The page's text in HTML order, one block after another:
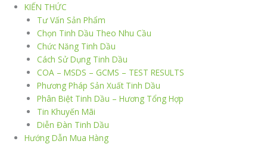
KIẾN THỨC
Tư Vấn Sản Phẩm
Chọn Tinh Dầu Theo Nhu Cầu
Chức Năng Tinh Dầu
Cách Sử Dụng Tinh Dầu
COA – MSDS – GCMS – TEST RESULTS
Phương Pháp Sản Xuất Tinh Dầu
Phân Biệt Tinh Dầu – Hương Tổng Hợp
Tin Khuyến Mãi
Diễn Đàn Tinh Dầu
Hướng Dẫn Mua Hàng